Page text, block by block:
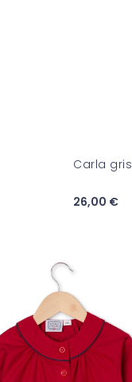
Carla gris
26,00 €